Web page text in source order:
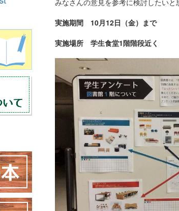
みなさんの意見を参考に検討したい
実施期間 10月12日（金）まで
実施場所 学生食堂1階階段近く